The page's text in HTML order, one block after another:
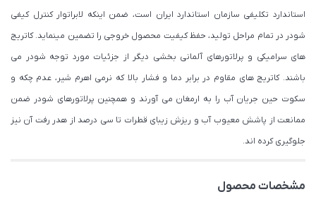
استاندارد تکلیفی سازمان استاندارد ایران است، ضمن اینکه لابراتوار کنترل کیفی
شودر در تمام مراحل تولید، حفظ کیفیت محصول خروجی را تضمین مینماید. کاتریج
های سرامیکی و پرلاتورهای آلمانی بخشی دیگر از جزئیات مورد توجه شودر می
باشند. کاتریج های مقاوم در برابر دما و فشار بالا که نرمی اهرم شیر، عدم چکه و
سکوت حین جریان آب را به ارمغان می آورند و همچنین پرلاتورهای شودر ضمن
ممانعت از پاشش معیوب آب و ریزش زیبای قطرات تا سی درصد از هدر رفت آن نیز
جلوگیری کرده اند.
مشخصات محصول